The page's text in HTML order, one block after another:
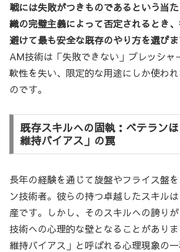
戦には失敗がつきものであるという当
織の完璧主義によって否定されるとき
避けて最も安全な既存のやり方を選びま
AM技術は「失敗できない」プレッシャ
軟性を失い、限定的な用途にしか使わ
のです。
既存スキルへの固執：ベテラン
維持バイアス」の罠
長年の経験を通じて旋盤やフライス盤
ン技術者。彼らの持つ卓越したスキル
産です。しかし、そのスキルへの誇り
技術への心理的な壁となることがあり
維持バイアス」と呼ばれる心理現象の